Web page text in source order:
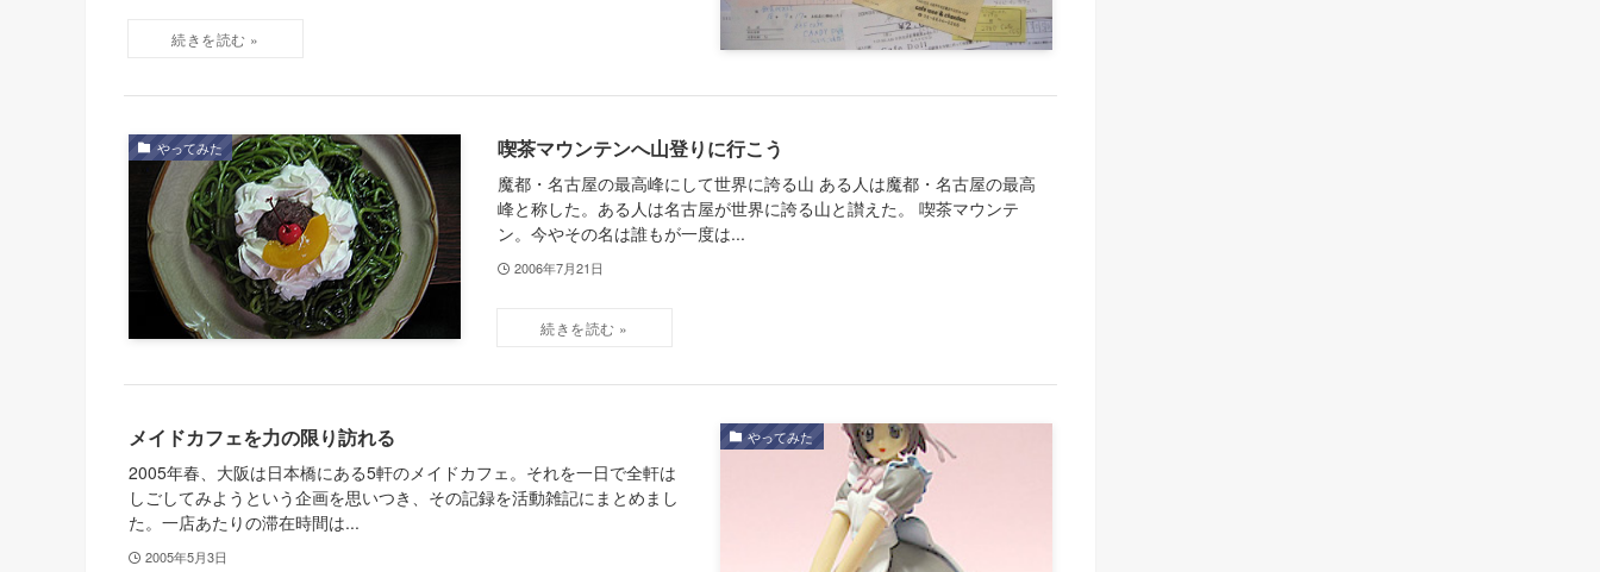
やってみた 喫茶マウンテンへ山登りに行こう
魔都・名古屋の最高峰にして世界に誇る山 ある人は魔都・名古屋の最高
峰と称した。ある人は名古屋が世界に誇る山と讃えた。 喫茶マウンテ
ン。今やその名は誰もが一度は...
2006年7月21日
やってみた
メイドカフェを力の限り訪れる
2005年春、大阪は日本橋にある5軒のメイドカフェ。それを一日で全軒は
しごしてみようという企画を思いつき、その記録を活動雑記にまとめまし
た。一店あたりの滞在時間は...
2005年5月3日